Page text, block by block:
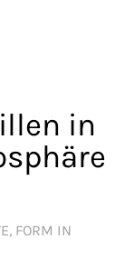
in
FORM IN